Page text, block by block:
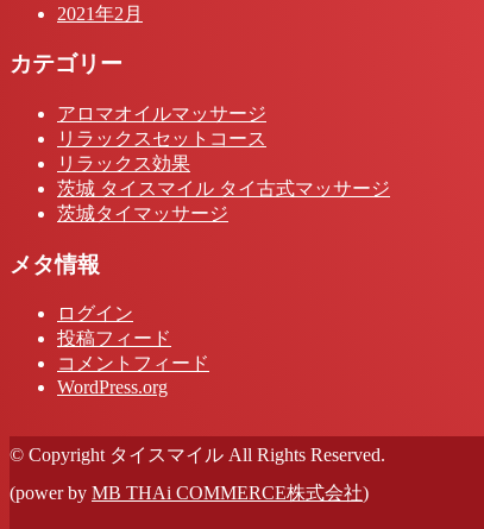
2021年2月
カテゴリー
アロマオイルマッサージ
リラックスセットコース
リラックス効果
茨城 タイスマイル タイ古式マッサージ
茨城タイマッサージ
メタ情報
ログイン
投稿フィード
コメントフィード
WordPress.org
© Copyright タイスマイル All Rights Reserved.
(power by MB THAi COMMERCE株式会社)